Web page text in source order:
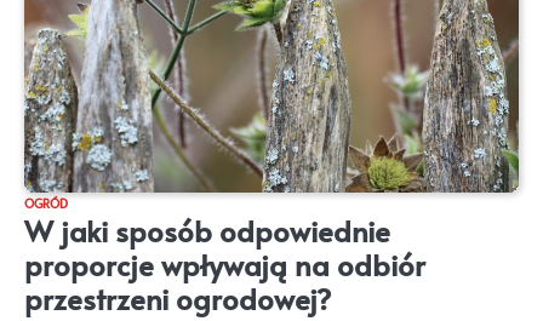
OGRÓD
W jaki sposób odpowiednie
proporcje wpływają na odbiór
przestrzeni ogrodowej?